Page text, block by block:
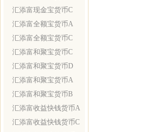
汇添富现金宝货币C
汇添富全额宝货币A
汇添富全额宝货币C
汇添富和聚宝货币C
汇添富和聚宝货币D
汇添富和聚宝货币A
汇添富和聚宝货币B
汇添富收益快钱货币A
汇添富收益快钱货币C